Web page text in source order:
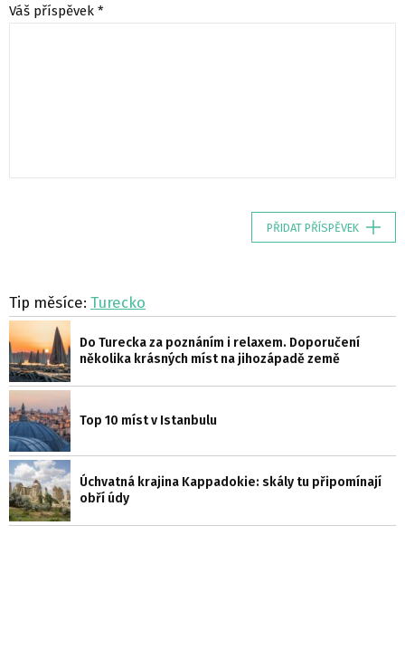
Váš příspěvek *
PŘIDAT PŘÍSPĚVEK
Tip měsíce: Turecko
Do Turecka za poznáním i relaxem. Doporučení
několika krásných míst na jihozápadě země
Top 10 míst v Istanbulu
Úchvatná krajina Kappadokie: skály tu připomínají
obří údy